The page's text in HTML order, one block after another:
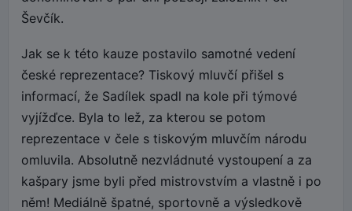
Ševčík.
Jak se k této kauze postavilo samotné vedení
české reprezentace? Tiskový mluvčí přišel s
informací, že Sadílek spadl na kole při týmové
vyjížďce. Byla to lež, za kterou se potom
reprezentace v čele s tiskovým mluvčím národu
omluvila. Absolutně nezvládnuté vystoupení a za
kašpary jsme byli před mistrovstvím a vlastně i po
něm! Mediálně špatné, sportovně a výsledkově